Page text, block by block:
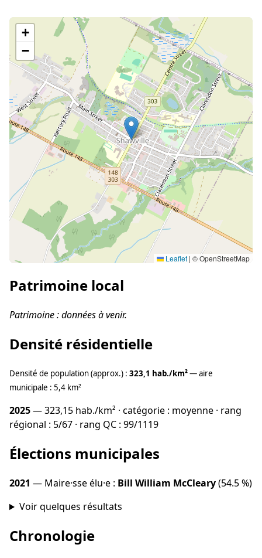
+
−
Leaflet | © OpenStreetMap
Patrimoine local
Patrimoine : données à venir.
Densité résidentielle
Densité de population (approx.) : 323,1 hab./km²— aire
municipale : 5,4 km²
2025— 323,15 hab./km² · catégorie : moyenne · rang
régional : 5/67 · rang QC : 99/1119
Élections municipales
2021 — Maire·sse élu·e : Bill William McCleary(54.5 %)
Voir quelques résultats
Chronologie